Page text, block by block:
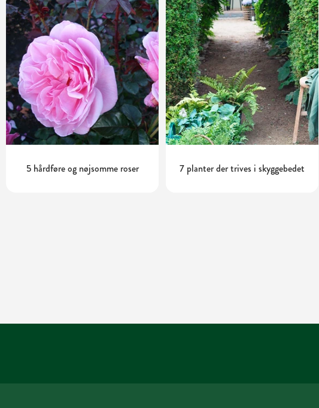
5 hårdføre og nøjsomme roser 7 planter der trives i skyggebedet